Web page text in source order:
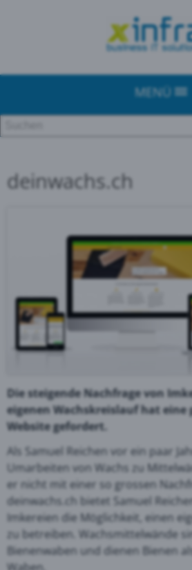
MENÜ
deinwachs.ch
Die steigende Nachfrage von
eigenen Wachskreislauf hat eine
Website gefordert.
Als Samuel Reichen vor ein paar
Umarbeiten von Wachs zu
er nicht mit einer so grossen
deinwachs.ch bietet Samuel
Imkereien die Möglichkeit, einen
zu betreiben. Wachsmittelwände
Bienenwaben und dienen Bienen